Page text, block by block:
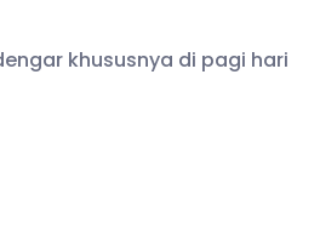
khususnya di pagi hari